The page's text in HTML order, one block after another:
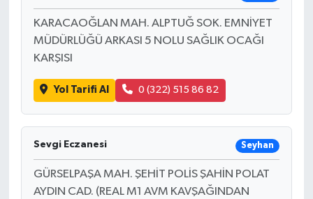
KARACAOĞLAN MAH. ALPTUĞ SOK. EMNİYET
MÜDÜRLÜĞÜ ARKASI 5 NOLU SAĞLIK OCAĞI
KARŞISI
Yol Tarifi Al 0 (322) 515 86 82
Sevgi Eczanesi Seyhan
GÜRSELPAŞA MAH. ŞEHİT POLİS ŞAHİN POLAT
AYDIN CAD. (REAL M1 AVM KAVŞAĞINDAN